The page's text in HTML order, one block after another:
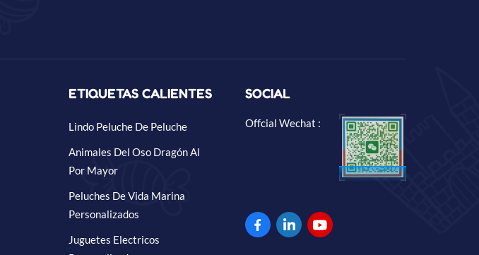
ETIQUETAS CALIENTES
Lindo Peluche De Peluche
Animales Del Oso Dragón Al
Por Mayor
Peluches De Vida Marina
Personalizados
Juguetes Electricos
SOCIAL
Offcial Wechat :